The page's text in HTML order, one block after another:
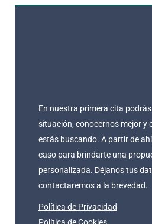
En nuestra primera cita
situación, conocernos mejor y
estás buscando. A partir de
caso para brindarte una
personalizada. Déjanos tus
contactaremos a la brevedad.
Política de Privacidad